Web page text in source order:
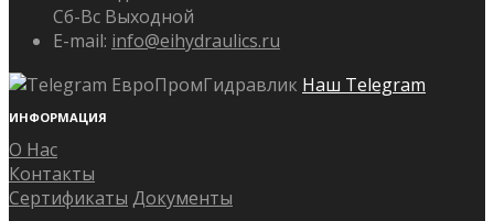
Сб-Вс Выходной
E-mail: info@eihydraulics.ru
Наш Telegram
ИНФОРМАЦИЯ
О Нас
Контакты
Сертификаты Документы